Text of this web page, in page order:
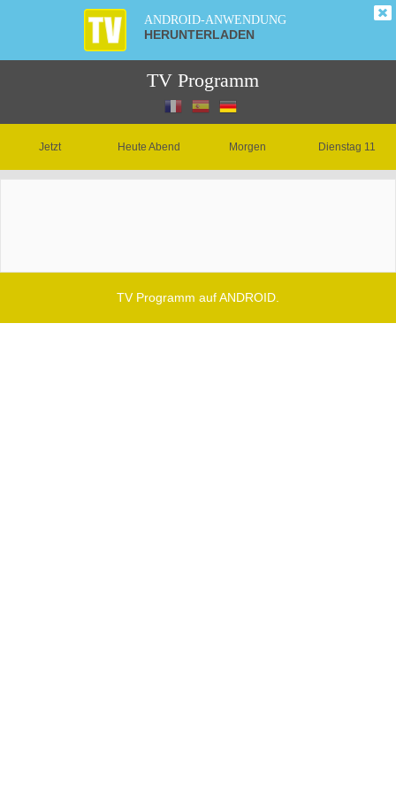
ANDROID-ANWENDUNG
HERUNTERLADEN
TV Programm
Jetzt Heute Abend Morgen Dienstag 11
TV Programm auf ANDROID.